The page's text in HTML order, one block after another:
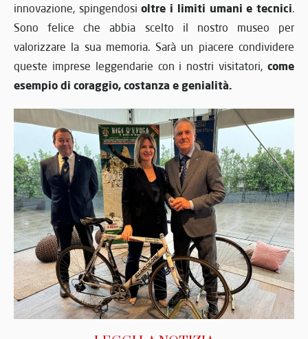
innovazione, spingendosioltre i limiti umani e tecnici.
Sono felice che abbia scelto il nostro museo per
valorizzare la sua memoria. Sarà un piacere condividere
queste imprese leggendarie con i nostri visitatori, come
esempio di coraggio, costanza e genialità.